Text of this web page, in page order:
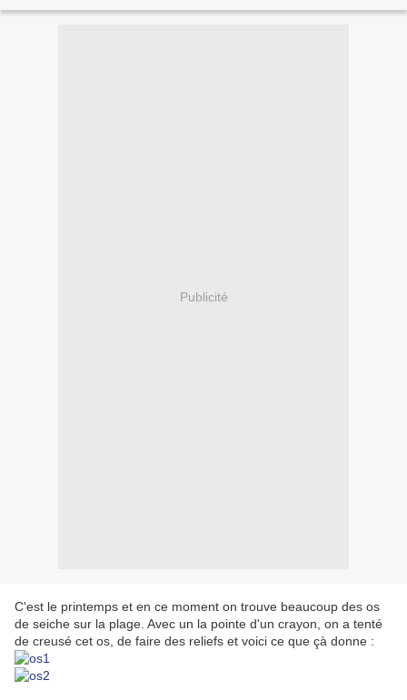
Publicité
C'est le printemps et en ce moment on trouve beaucoup des os
de seiche sur la plage. Avec un la pointe d'un crayon, on a tenté
de creusé cet os, de faire des reliefs et voici ce que çà donne :